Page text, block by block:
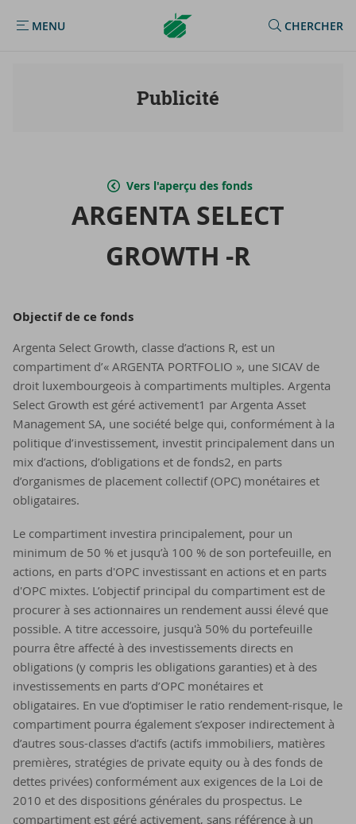
MENU
MENU
Argenta
Homepage
CHERCHER
Publicité
Vers l'aperçu des fonds
AR­GEN­TA SE­LECT
GROWTH -R
Ob­jec­tif de ce fonds
Argenta Select Growth, classe d’actions R, est un
compartiment d’« ARGENTA PORTFOLIO », une SICAV de
droit luxembourgeois à compartiments multiples. Argenta
Select Growth est géré activement1 par Argenta Asset
Management SA, une société belge qui, conformément à la
politique d’investissement, investit principalement dans un
mix d’actions, d’obligations et de fonds2, en parts
d’organismes de placement collectif (OPC) monétaires et
obligataires.
Le compartiment investira principalement, pour un
minimum de 50 % et jusqu’à 100 % de son portefeuille, en
actions, en parts d'OPC investissant en actions et en parts
d'OPC mixtes. L’objectif principal du compartiment est de
procurer à ses actionnaires un rendement aussi élevé que
possible. A titre accessoire, jusqu'à 50% du portefeuille
pourra être affecté à des investissements directs en
obligations (y compris les obligations garanties) et à des
investissements en parts d’OPC monétaires et
obligataires. En vue d’optimiser le ratio rendement-risque, le
compartiment pourra également s’exposer indirectement à
d’autres sous-classes d’actifs (actifs immobiliers, matières
premières, stratégies de private equity ou à des fonds de
dettes privées) conformément aux exigences de la Loi de
2010 et des dispositions générales du prospectus. Le
compartiment est géré activement, sans référence à un